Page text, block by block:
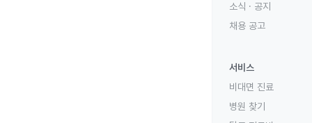
소식 · 공지
채용 공고
서비스
비대면 진료
병원 찾기